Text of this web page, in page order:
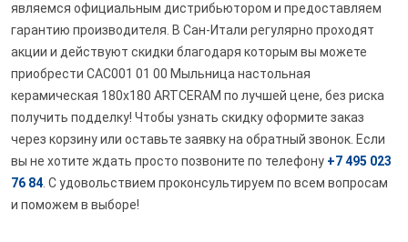
являемся официальным дистрибьютором и предоставляем
гарантию производителя. В Сан-Итали регулярно проходят
акции и действуют скидки благодаря которым вы можете
приобрести CAC001 01 00 Мыльница настольная
керамическая 180х180 ARTCERAM по лучшей цене, без риска
получить подделку! Чтобы узнать скидку оформите заказ
через корзину или оставьте заявку на обратный звонок. Если
вы не хотите ждать просто позвоните по телефону +7 495 023
76 84 . С удовольствием проконсультируем по всем вопросам
и поможем в выборе!